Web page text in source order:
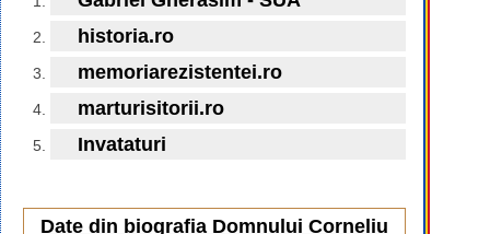
historia.ro
memoriarezistentei.ro
marturisitorii.ro
Invataturi
Date din biografia Domnului Corneliu